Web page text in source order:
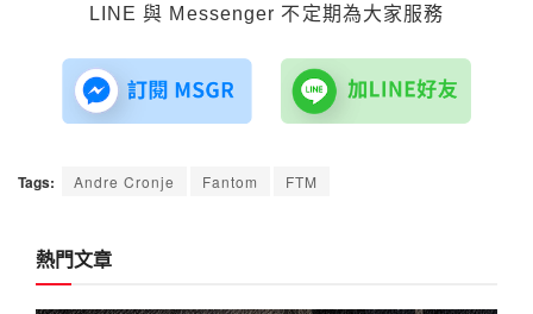
LINE 與 Messenger 不定期為大家服務
Tags: Andre Cronje Fantom FTM
熱門文章